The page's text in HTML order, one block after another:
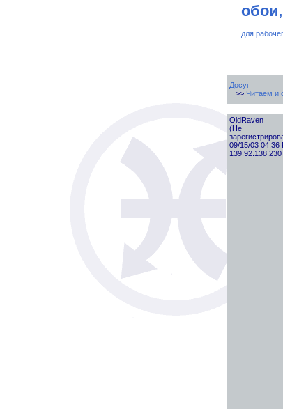
обои
для
Досуг
>> Читаем и
OldRaven
(Не
09/15/03 04:36
139.92.138.230